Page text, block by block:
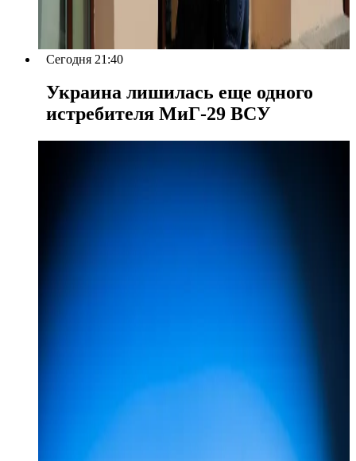
Сегодня 21:40
Украина лишилась еще одного
истребителя МиГ-29 ВСУ